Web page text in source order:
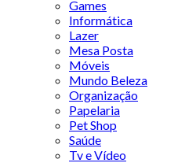
Games
Informática
Lazer
Mesa Posta
Móveis
Mundo Beleza
Organização
Papelaria
Pet Shop
Saúde
Tv e Vídeo